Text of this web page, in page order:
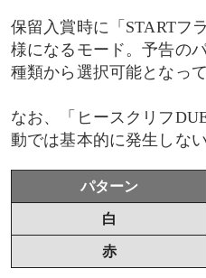
保留入賞時に「STARTフ
様になるモード。予告の
種類から選択可能となって
なお、「ヒースクリフ
動では基本的に発生しない
パターン
白
赤